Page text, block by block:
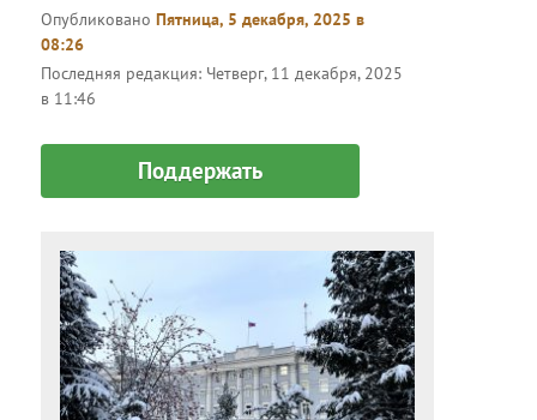
ОпубликованоПятница, 5 декабря, 2025 в
08:26
Последняя редакция: Четверг, 11 декабря, 2025
в 11:46
Поддержать